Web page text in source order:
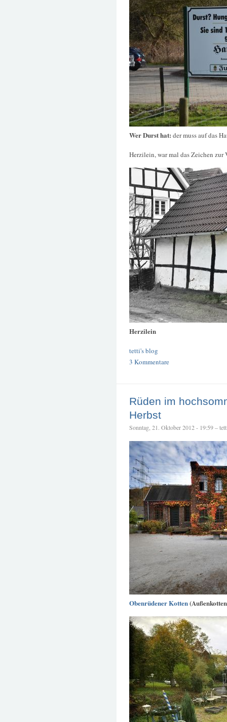
Wer Durst hat: der muss auf das
Herzilein, war mal das Zeichen
Herzilein
tetti's blog
3 Kommentare
Rüden im
Herbst
Sonntag, 21. Oktober 2012 - 19:59 –
Obenrüdener Kotten